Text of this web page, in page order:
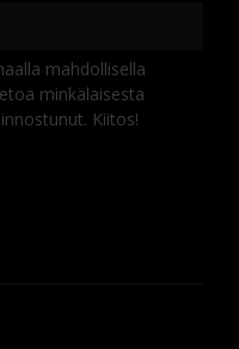
mahdollisella
minkälaisesta
Kiitos!